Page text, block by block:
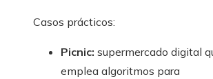
Casos prácticos:
Picnic: supermercado digital
emplea algoritmos para